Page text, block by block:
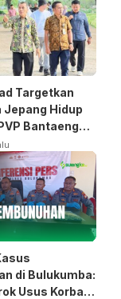
Targetkan
Jepang Hidup
Bantaeng
Jurusan
di Bulukumba:
Usus Korban